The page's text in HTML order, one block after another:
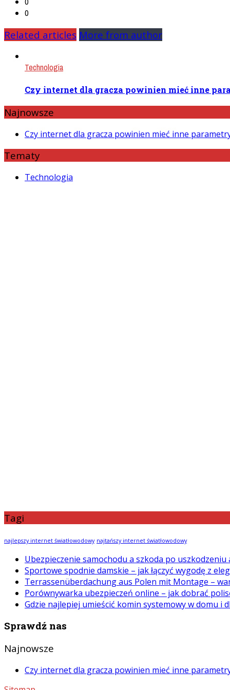
0
Related articles More from author
Technologia
Czy internet dla gracza powinien mieć inne
Najnowsze
Czy internet dla gracza powinien mieć inne
Tematy
Technologia
Tagi
najlepszy internet światłowodowy najtańszy internet światłowodowy
Ubezpieczenie samochodu a szkoda po
Sportowe spodnie damskie – jak łączyć wygodę z
Terrassenüberdachung aus Polen mit Montage –
Porównywarka ubezpieczeń online – jak dobrać
Gdzie najlepiej umieścić komin systemowy w domu i
Sprawdź nas
Najnowsze
Czy internet dla gracza powinien mieć inne